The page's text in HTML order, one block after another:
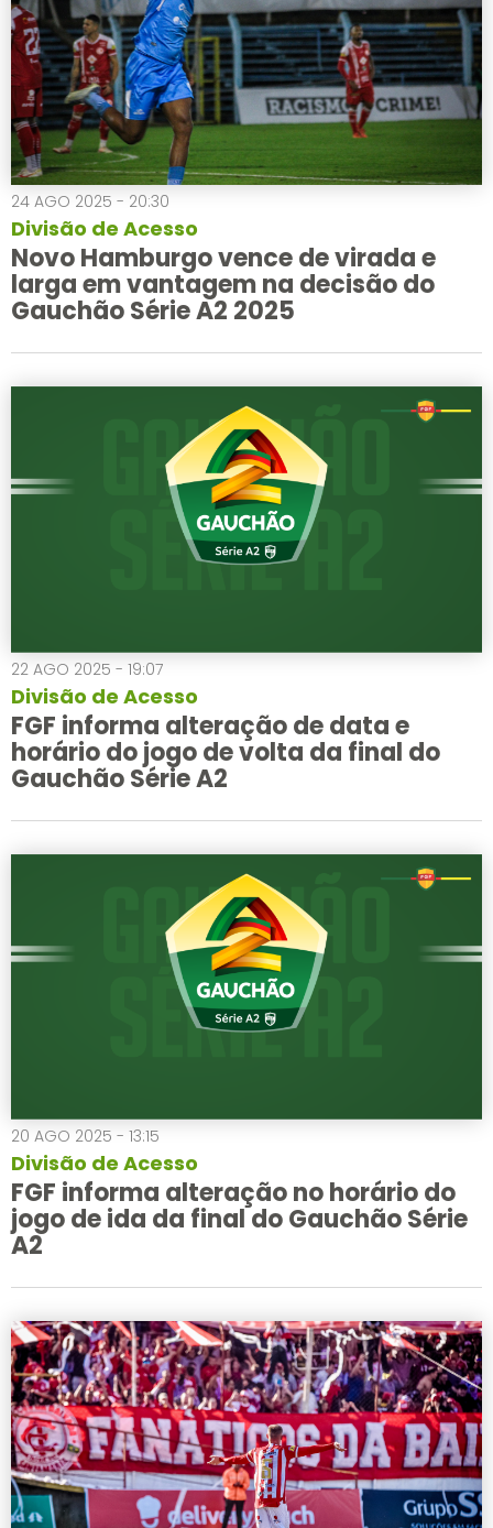
24 AGO 2025 - 20:30
Divisão de Acesso
Novo Hamburgo vence de virada e
larga em vantagem na decisão do
Gauchão Série A2 2025
22 AGO 2025 - 19:07
Divisão de Acesso
FGF informa alteração de data e
horário do jogo de volta da final do
Gauchão Série A2
20 AGO 2025 - 13:15
Divisão de Acesso
FGF informa alteração no horário do
jogo de ida da final do Gauchão Série
A2